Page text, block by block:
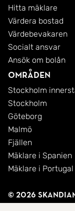
Hitta mäklare
Värdera bostad
Värdebevakaren
Socialt ansvar
Ansök om bolån
Områden
Stockholm
Stockholm
Göteborg
Malmö
Fjällen
Mäklare i Spanien
Mäklare i Portugal
© 2026